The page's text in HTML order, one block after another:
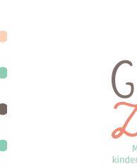
inhoud